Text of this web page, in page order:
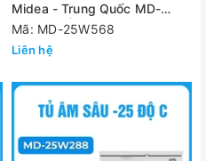
Midea - Trung Quốc MD-
25W568 |568 Lít
Mã: MD-25W568
Liên hệ